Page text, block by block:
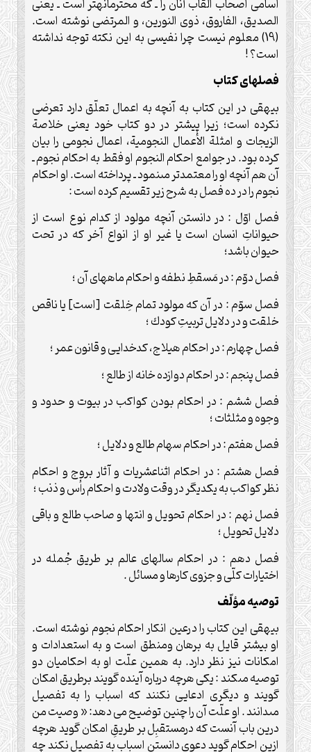
اسامى اصحاب القاب آنان را ـ كه محترمانه‏تر است ـ يعنى
الصديق، الفاروق، ذوى النورين، و المرتضى نوشته است.
(19) معلوم نيست چرا نفيسى به اين نكته توجه نداشته
است؟ !
فصل‏هاى كتاب
بيهقى در اين كتاب به آنچه به اعمال تعلّق دارد تعرضى
نكرده است‏؛ زيرا پيشتر در دو كتاب خود يعنى خلاصة
الزيجات و امثلة الأعمال النجومية، اعمال نجومى را بيان‏
كرده بود. در جوامع احكام النجوم او فقط به احكام نجوم ـ
آن هم آنچه او را معتمدتر مى‏نمود ـ پرداخته است. او احكام
نجوم را در ده فصل به شرح زير تقسيم كرده است :
فصل اوّل : در دانستن آنچه مولود از كدام نوع است از
حيواناتِ انسان است يا غير او از انواع آخر كه در تحت
حيوان باشد؛
فصل دوّم : در مَسقطِ نطفه و احكام ماه‏هاى آن ؛
فصل سوّم : در آن‏ كه مولود تمام خِلقت [است] يا ناقص
خلقت و در دلايل تربيتِ كودك ؛
فصل چهارم : در احكام هيلاج، ‏كدخدايى و قانون عمر ؛
فصل پنجم : در احكام دوازده خانه از طالع ؛
فصل ششم : در احكام بودن كواكب در بيوت و حدود و
وجوه و مثلثات ؛
فصل هفتم : در احكام سهام طالع و دلايل ؛
فصل هشتم : در احكام اثناعشريات و آثار بروج و احكام
نظر كواكب به يكديگر در وقت ولادت و احكام رأس و ذنب ؛
فصل نهم : در احكام تحويل و انتها و صاحب طالع‏ و باقى
دلايل تحويل ؛
فصل دهم : در احكام سال‏هاى عالم بر طريق جُمله ‏در
اختيارات كلّى و جزوى كارها و مسائل .
توصيه مؤلّف
بيهقى اين كتاب را درعين انكار احكام نجوم نوشته است.
او بيشتر قايل به برهان ومنطق است ‏و به استعدادات و
امكانات نيز نظر دارد. به همين علّت او به احكاميان دو
توصيه مى‏كند : يكى هرچه درباره آينده گويند برطريق امكان
گويند و ديگرى ادعايى نكنند كه اسباب را به ‏تفصيل
مى‏دانند . او علّت آن را چنين توضيح مى دهد: « وصيت من
درين باب آنست كه درمستقبِل بر طريقِ امكان گويد هرچه
ازين احكام گويد دعوى دانستنِ اسباب به ‏تفصيل نكند چه